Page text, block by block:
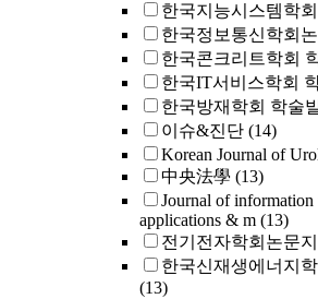
한국지능시스템학회
한국정보통신학회논
한국콘크리트학회
한국IT서비스학회
한국방재학회 학술
이슈&진단 (14)
Korean Journal of
中央法學 (13)
Journal of information
applications & m (13)
전기전자학회논문지
한국신재생에너지
(13)